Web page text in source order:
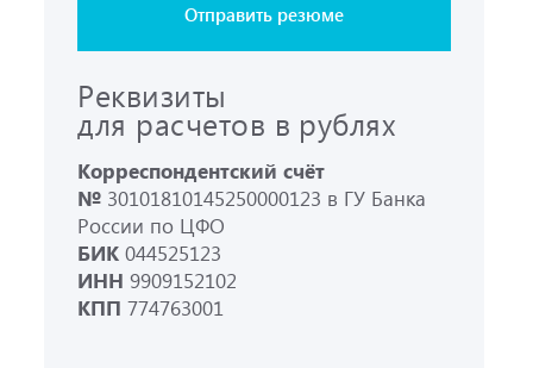
Отправить резюме
Реквизиты
для расчетов в рублях
Корреспондентский счёт
№ 30101810145250000123 в ГУ Банка
России по ЦФО
БИК044525123
ИНН9909152102
КПП774763001